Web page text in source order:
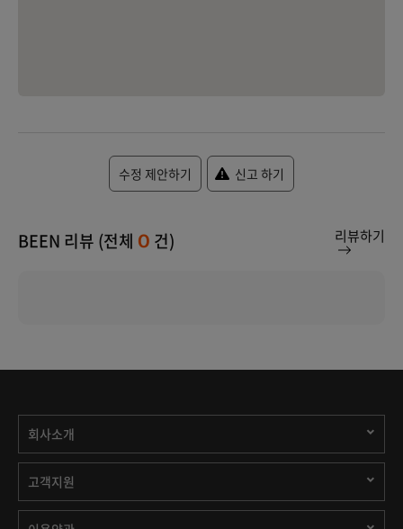
수정 제안하기 신고 하기
BEEN 리뷰 (전체 0 건) 리뷰하기
회사소개
고객지원